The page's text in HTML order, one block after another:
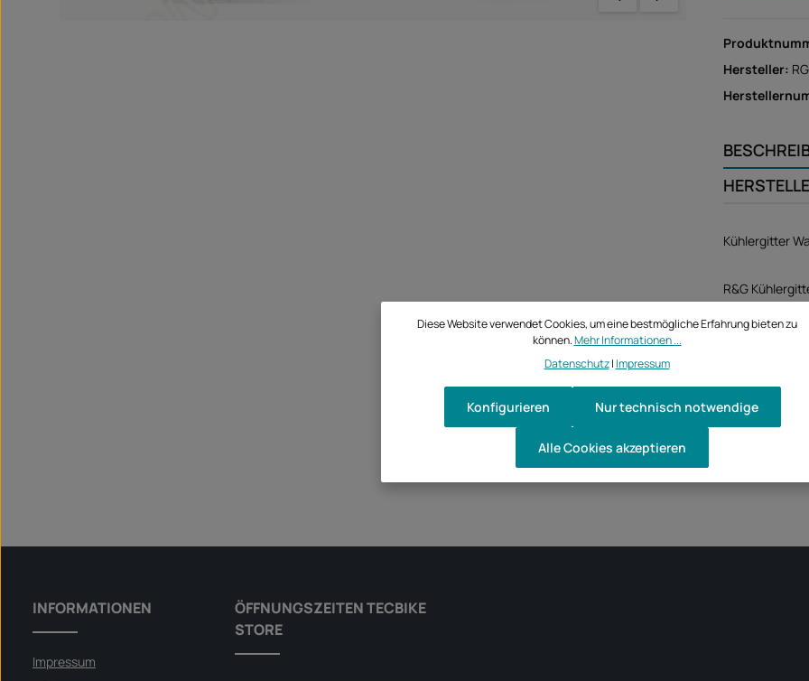
Hersteller:
Kühlergitter
R&G
Schutz vor
oder
Reinigen
INFORMATIONEN
Impressum
ÖFFNUNGSZEITEN TECBIKE
STORE
Diese Website verwendet Cookies, um eine bestmögliche Erfahrung bieten zu
können.Mehr Informationen ...
Datenschutz| Impressum
Nur technisch notwendige
Konfigurieren
Alle Cookies akzeptieren